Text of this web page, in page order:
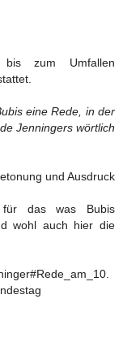
zum Umfallen
eine Rede, in der
Jenningers wörtlich
und Ausdruck
für das was Bubis
wohl auch hier die